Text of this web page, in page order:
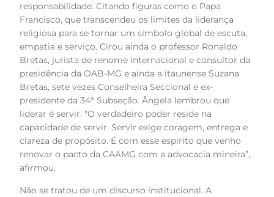
responsabilidade. Citando figuras como o Papa
Francisco, que transcendeu os limites da liderança
religiosa para se tornar um símbolo global de escuta,
empatia e serviço. Cirou ainda o professor Ronaldo
Bretas, jurista de renome internacional e consultor da
presidência da OAB-MG e ainda a itaunense Suzana
Bretas, sete vezes Conselheira Seccional e ex-
presidente da 34ª Subseção. Ângela lembrou que
liderar é servir. “O verdadeiro poder reside na
capacidade de servir. Servir exige coragem, entrega e
clareza de propósito. É com esse espírito que venho
renovar o pacto da CAAMG com a advocacia mineira”,
afirmou.
Não se tratou de um discurso institucional. A